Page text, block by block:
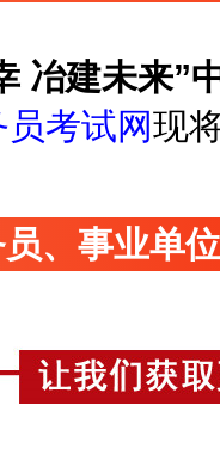
冶建未来”
考试网现
、事业单